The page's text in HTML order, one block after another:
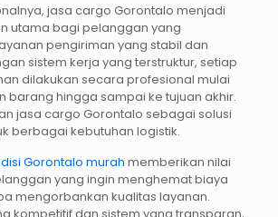
jasa cargo Gorontalo menjadi
utama bagi pelanggan yang
pengiriman yang stabil dan
sistem kerja yang terstruktur, setiap
dilakukan secara profesional mulai
barang hingga sampai ke tujuan akhir.
jasa cargo Gorontalo sebagai solusi
berbagai kebutuhan logistik.
Gorontalo murah memberikan nilai
yang ingin menghemat biaya
mengorbankan kualitas layanan.
kompetitif dan sistem yang transparan,